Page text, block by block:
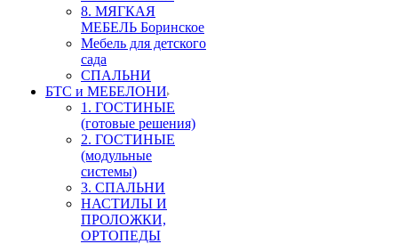
8. МЯГКАЯ
МЕБЕЛЬ Боринское
Мебель для детского
сада
СПАЛЬНИ
БТС и МЕБЕЛОНИ
1. ГОСТИНЫЕ
(готовые решения)
2. ГОСТИНЫЕ
(модульные
системы)
3. СПАЛЬНИ
НАСТИЛЫ И
ПРОЛОЖКИ,
ОРТОПЕДЫ